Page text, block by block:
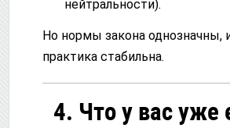
нейтральности).
Но нормы закона однозначны,
практика стабильна.
4. Что у вас уже